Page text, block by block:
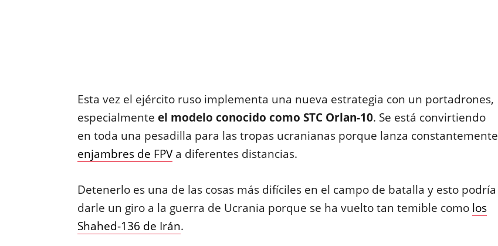
Esta vez el ejército ruso implementa una nueva estrategia con un portadrones,
especialmente el modelo conocido como STC Orlan-10. Se está convirtiendo
en toda una pesadilla para las tropas ucranianas porque lanza constantemente
enjambres de FPVa diferentes distancias.
Detenerlo es una de las cosas más difíciles en el campo de batalla y esto podría
darle un giro a la guerra de Ucrania porque se ha vuelto tan temible como los
Shahed-136 de Irán.